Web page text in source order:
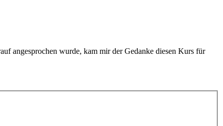
angesprochen wurde, kam mir der Gedanke diesen Kurs für